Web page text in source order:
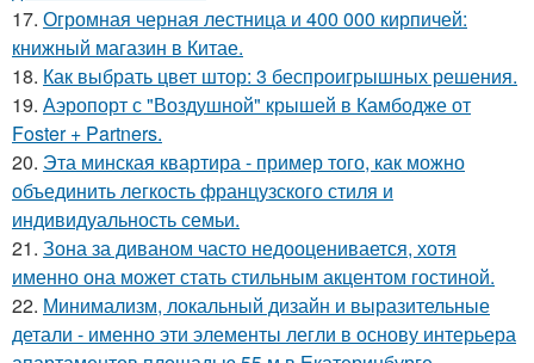
17. Огромная черная лестница и 400 000 кирпичей:
книжный магазин в Китае.
18. Как выбрать цвет штор: 3 беспроигрышных решения.
19. Аэропорт с "Воздушной" крышей в Камбодже от
Foster + Partners.
20. Эта минская квартира - пример того, как можно
объединить легкость французского стиля и
индивидуальность семьи.
21. Зона за диваном часто недооценивается, хотя
именно она может стать стильным акцентом гостиной.
22. Минимализм, локальный дизайн и выразительные
детали - именно эти элементы легли в основу интерьера